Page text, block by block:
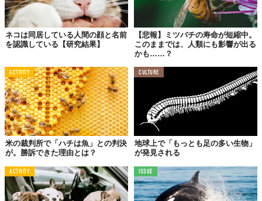
ネコは同居している人間の顔と名前
を認識している【研究結果】
【悲報】ミツバチの寿命が短縮中。
このままでは、人類にも影響が出る
かも……？
ACTIVITY
米の裁判所で「ハチは魚」との判決
が。勝訴できた理由とは？
CULTURE
地球上で「もっとも足の多い生物」
が発見される
ACTIVITY ISSUE